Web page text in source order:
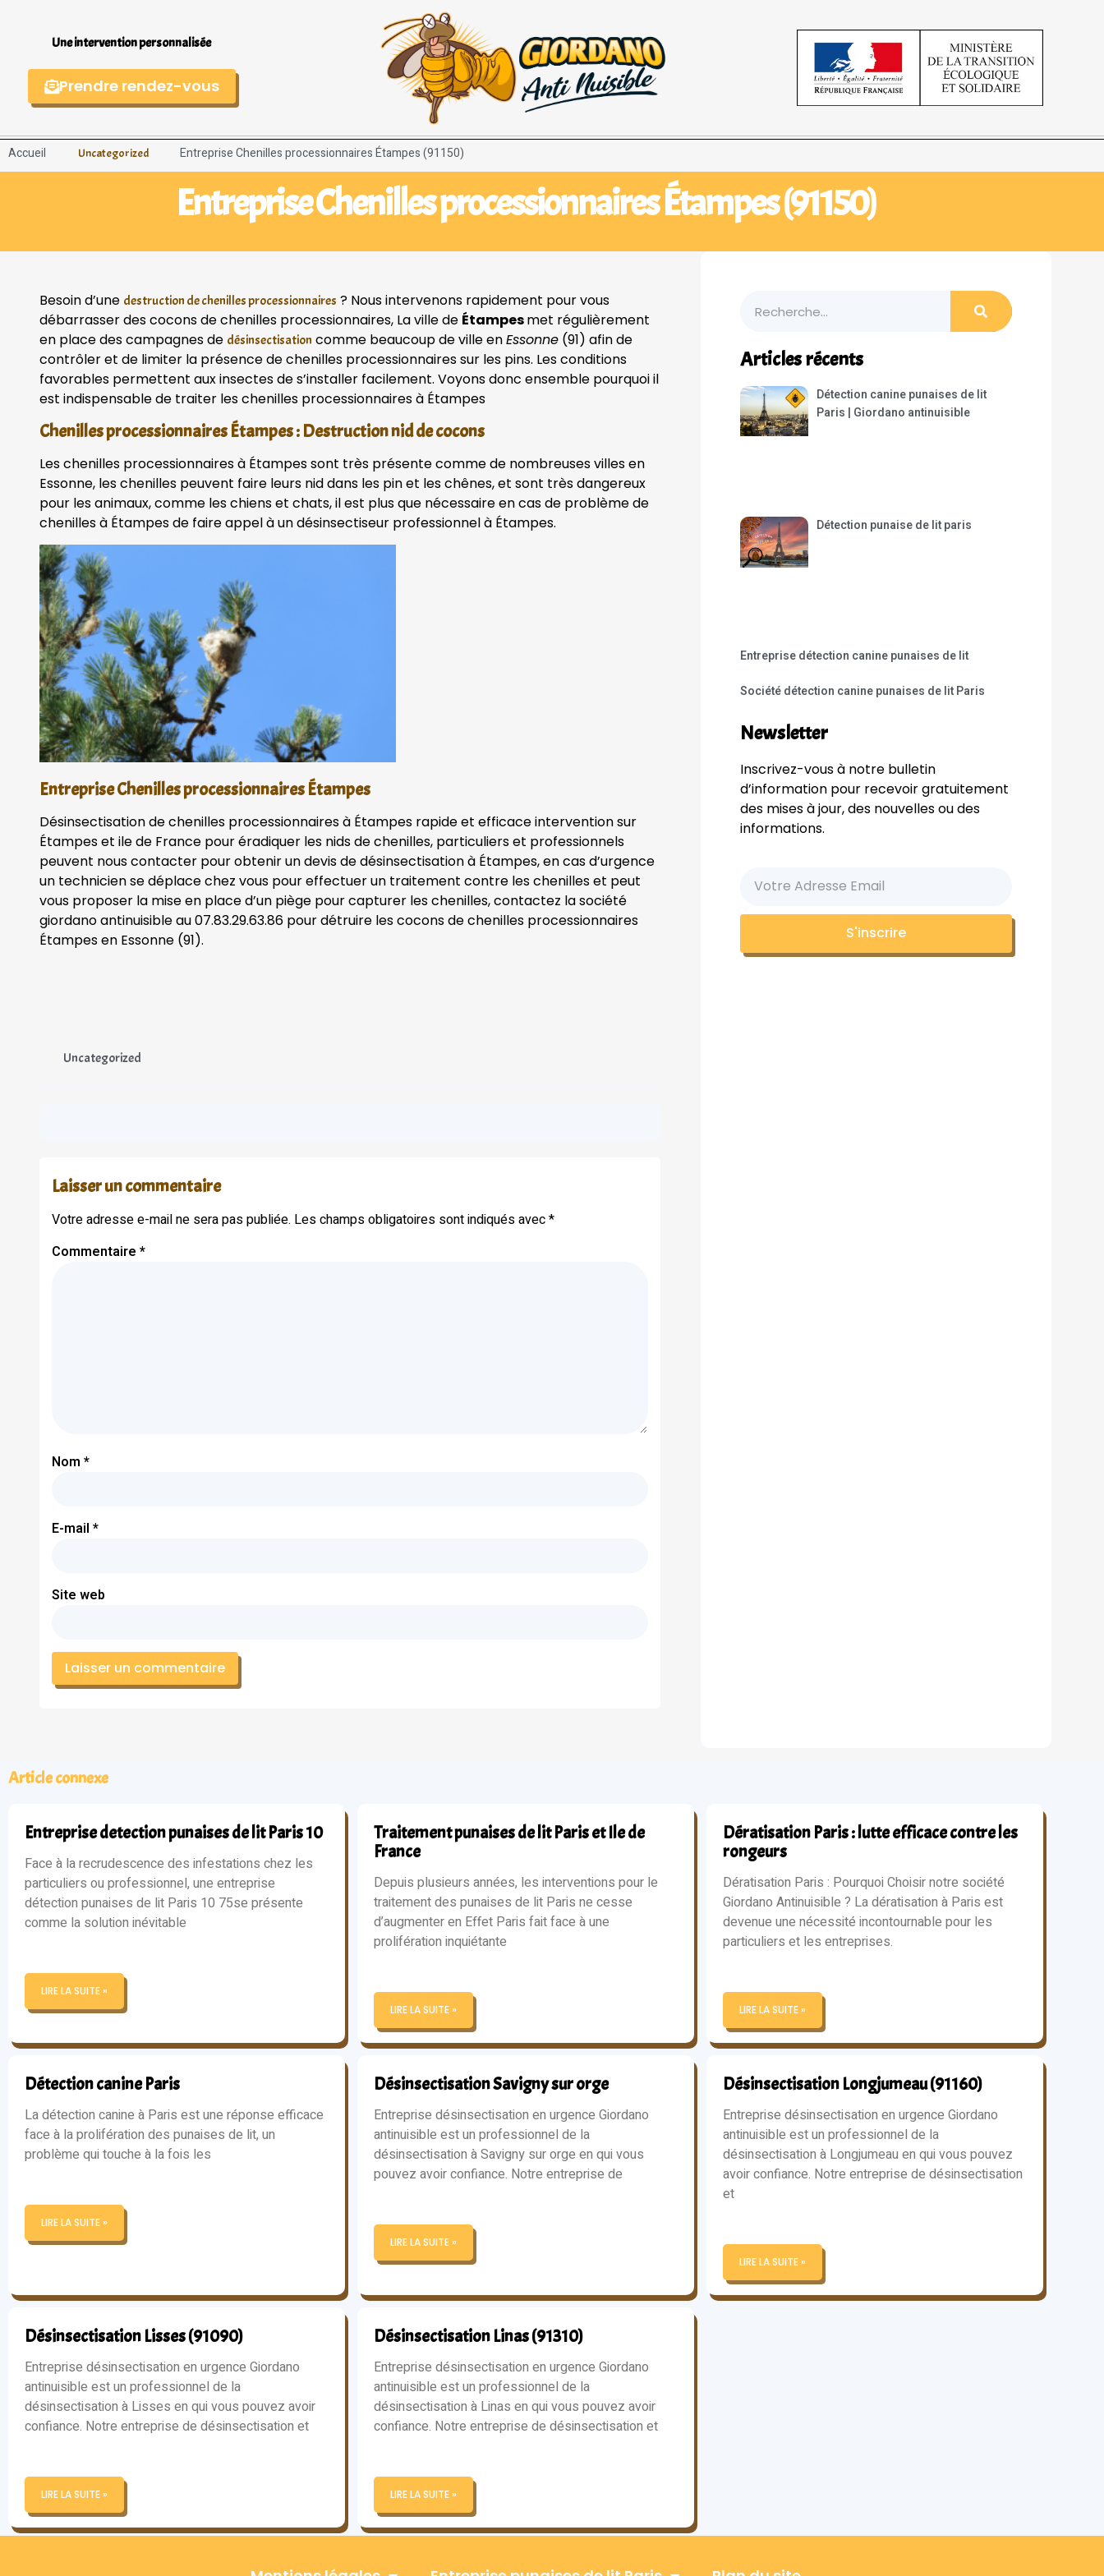
Une intervention personnalisée
Prendre rendez-vous
Accueil Uncategorized Entreprise Chenilles processionnaires Étampes (91150)
Entreprise Chenilles processionnaires Étampes (91150)
Besoin d’une destruction de chenilles processionnaires ? Nous intervenons rapidement pour vous
débarrasser des cocons de chenilles processionnaires, La ville de Étampesmet régulièrement
en place des campagnes de désinsectisation comme beaucoup de ville enEssonne (91) afin de
contrôler et de limiter la présence de chenilles processionnaires sur les pins. Les conditions
favorables permettent aux insectes de s’installer facilement. Voyons donc ensemble pourquoi il
est indispensable de traiter les chenilles processionnaires à Étampes
Chenilles processionnaires Étampes : Destruction nid de cocons
Les chenilles processionnaires à Étampes sont très présente comme de nombreuses villes en
Essonne, les chenilles peuvent faire leurs nid dans les pin et les chênes, et sont très dangereux
pour les animaux, comme les chiens et chats, il est plus que nécessaire en cas de problème de
chenilles à Étampes de faire appel à un désinsectiseur professionnel à Étampes.
Entreprise Chenilles processionnaires Étampes
Désinsectisation de chenilles processionnaires à Étampes rapide et efficace intervention sur
Étampes et ile de France pour éradiquer les nids de chenilles, particuliers et professionnels
peuvent nous contacter pour obtenir un devis de désinsectisation à Étampes, en cas d’urgence
un technicien se déplace chez vous pour effectuer un traitement contre les chenilles et peut
vous proposer la mise en place d’un piège pour capturer les chenilles, contactez la société
giordano antinuisible au 07.83.29.63.86 pour détruire les cocons de chenilles processionnaires
Étampes en Essonne (91).
Uncategorized
Laisser un commentaire
Votre adresse e-mail ne sera pas publiée. Les champs obligatoires sont indiqués avec*
Commentaire *
Nom *
E-mail *
Site web
Articles récents
Détection canine punaises de lit
Paris | Giordano antinuisible
Détection punaise de lit paris
Entreprise détection canine punaises de lit
Société détection canine punaises de lit Paris
Newsletter
Inscrivez-vous à notre bulletin
d’information pour recevoir gratuitement
des mises à jour, des nouvelles ou des
informations.
S'inscrire
Article connexe
Entreprise detection punaises de lit Paris 10
Face à la recrudescence des infestations chez les
particuliers ou professionnel, une entreprise
détection punaises de lit Paris 10 75se présente
comme la solution inévitable
LIRE LA SUITE »
Traitement punaises de lit Paris et Ile de
France
Depuis plusieurs années, les interventions pour le
traitement des punaises de lit Paris ne cesse
d’augmenter en Effet Paris fait face à une
prolifération inquiétante
LIRE LA SUITE »
Dératisation Paris : lutte efficace contre les
rongeurs
Dératisation Paris : Pourquoi Choisir notre société
Giordano Antinuisible ? La dératisation à Paris est
devenue une nécessité incontournable pour les
particuliers et les entreprises.
LIRE LA SUITE »
Détection canine Paris
La détection canine à Paris est une réponse efficace
face à la prolifération des punaises de lit, un
problème qui touche à la fois les
LIRE LA SUITE »
Désinsectisation Savigny sur orge
Entreprise désinsectisation en urgence Giordano
antinuisible est un professionnel de la
désinsectisation à Savigny sur orge en qui vous
pouvez avoir confiance. Notre entreprise de
LIRE LA SUITE »
Désinsectisation Longjumeau (91160)
Entreprise désinsectisation en urgence Giordano
antinuisible est un professionnel de la
désinsectisation à Longjumeau en qui vous pouvez
avoir confiance. Notre entreprise de désinsectisation
et
LIRE LA SUITE »
Désinsectisation Lisses (91090)
Entreprise désinsectisation en urgence Giordano
antinuisible est un professionnel de la
désinsectisation à Lisses en qui vous pouvez avoir
confiance. Notre entreprise de désinsectisation et
LIRE LA SUITE »
Désinsectisation Linas (91310)
Entreprise désinsectisation en urgence Giordano
antinuisible est un professionnel de la
désinsectisation à Linas en qui vous pouvez avoir
confiance. Notre entreprise de désinsectisation et
LIRE LA SUITE »